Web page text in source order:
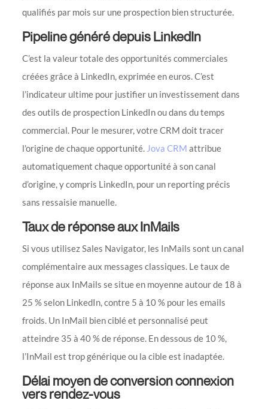
qualifiés par mois sur une prospection bien structurée.
Pipeline généré depuis LinkedIn
C’est la valeur totale des opportunités commerciales
créées grâce à LinkedIn, exprimée en euros. C’est
l’indicateur ultime pour justifier un investissement dans
des outils de prospection LinkedIn ou dans du temps
commercial. Pour le mesurer, votre CRM doit tracer
l’origine de chaque opportunité. Jova CRM attribue
automatiquement chaque opportunité à son canal
d’origine, y compris LinkedIn, pour un reporting précis
sans ressaisie manuelle.
Taux de réponse aux InMails
Si vous utilisez Sales Navigator, les InMails sont un canal
complémentaire aux messages classiques. Le taux de
réponse aux InMails se situe en moyenne autour de 18 à
25 % selon LinkedIn, contre 5 à 10 % pour les emails
froids. Un InMail bien ciblé et personnalisé peut
atteindre 35 à 40 % de réponse. En dessous de 10 %,
l’InMail est trop générique ou la cible est inadaptée.
Délai moyen de conversion connexion
vers rendez-vous